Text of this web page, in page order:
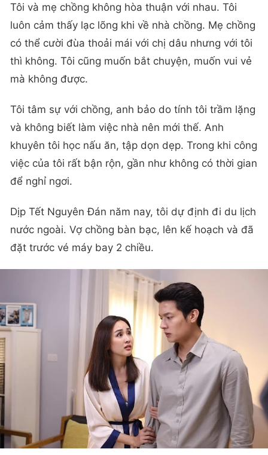
Tôi và mẹ chồng không hòa thuận với nhau. Tôi
luôn cảm thấy lạc lõng khi về nhà chồng. Mẹ chồng
có thể cười đùa thoải mái với chị dâu nhưng với tôi
thì không. Tôi cũng muốn bắt chuyện, muốn vui vẻ
mà không được.
Tôi tâm sự với chồng, anh bảo do tính tôi trầm lặng
và không biết làm việc nhà nên mới thế. Anh
khuyên tôi học nấu ăn, tập dọn dẹp. Trong khi công
việc của tôi rất bận rộn, gần như không có thời gian
để nghỉ ngơi.
Dịp Tết Nguyên Đán năm nay, tôi dự định đi du lịch
nước ngoài. Vợ chồng bàn bạc, lên kế hoạch và đã
đặt trước vé máy bay 2 chiều.